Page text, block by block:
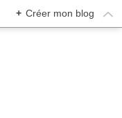
+ Créer mon blog